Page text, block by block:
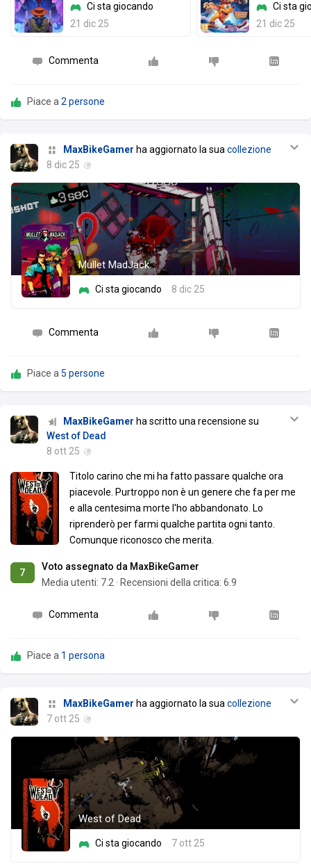
Ci sta giocando
21 dic 25
Ci sta
21 dic 25
Commenta
Piace a2 persone
MaxBikeGamer ha aggiornato la suacollezione
8 dic 25
Mullet MadJack
Ci sta giocando 8 dic 25
Commenta
Piace a5 persone
MaxBikeGamer ha scritto una recensione su
West of Dead
8 ott 25
Titolo carino che mi ha fatto passare qualche ora
piacevole. Purtroppo non è un genere che fa per me
e alla centesima morte l'ho abbandonato. Lo
riprenderò per farmi qualche partita ogni tanto.
Comunque riconosco che merita.
7
Voto assegnato da MaxBikeGamer
Media utenti: 7.2 · Recensioni della critica: 6.9
Commenta
Piace a 1 persona
MaxBikeGamer ha aggiornato la suacollezione
7 ott 25
West of Dead
Ci sta giocando 7 ott 25